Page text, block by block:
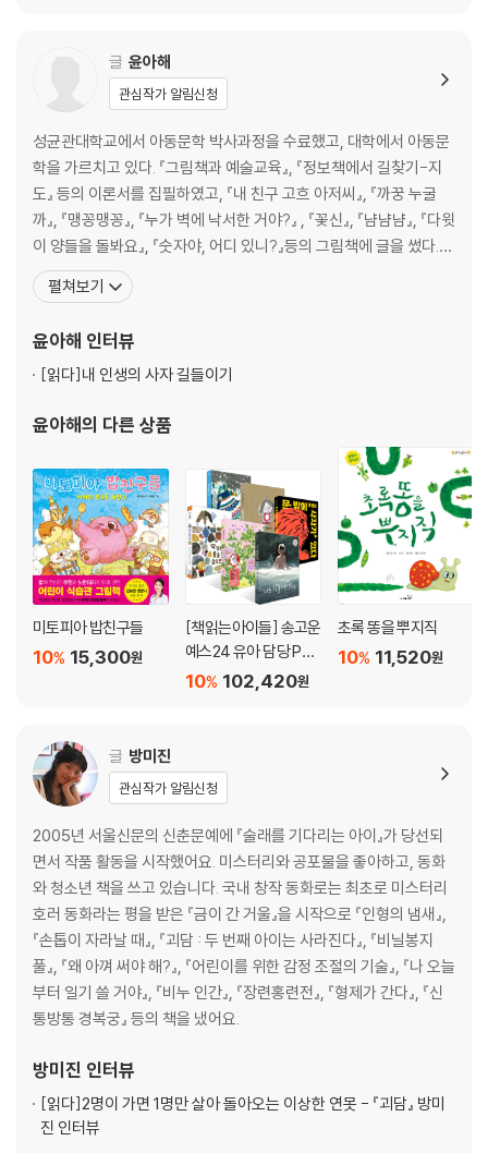
에서 시키니 어쩔 수 없이 하기도 하지만, 흥미를 느끼지 못해 한두 번 하다
가 만 운동도 있을 것입니다. 동동이의 이야기를 통해, 각각의 운동을 잘하
기 위해서는 자신에게 맞는 운동과 운동 기구가 필요하다는 것을 가르쳐
줍니다. 또 운동을 할 때 주의해야 할 사항과 바른 자세 등도 함께 일러 줍
니다.
[도서] 세계와 반갑다고 안녕!
세계의 인사법을 통해 인사에 깃든 참뜻과 마음을 들여다보다! ‘스콜라 꼬
마지식인’시리즈는 어린이가 알아야 할 기본 지식을 풍부한 그림과 함께
엮은 저학년 지식 정보책으로, 초등학교 저학년 교과서에 나오는 다양한
주제들을 담았습니다. 이번에 출간된《세계와 반갑다고 안녕!》에서는 세계
여러 나라의 인사법을 보여 주면서, 그 인사가 어떤 역사와 문화의 바탕에
서 나와 오늘날까지 이어지고 있는지에 대해 다루었습니다. 이를 통해 인
을 자연스레 알 수 있습니다.
[도서] 나는 몇 살까지 살까?
“동물 수명을 통해 생명의 존엄성을 일깨워 주는 책!” '스콜라 꼬마지식
인'은 어린이가 알아야 할 기본 지식을 그림과 함께 배우며 호기심을 채워
가는 저학년 지식 정보책 시리즈이다. 초등학교 저학년 교과서에 나오는
주제들을 이 시리즈에서 다양하게 만날 수 있다. 이번에 출간된 《나는 몇
살까지 살까?》는 ‘동물들은 몇 살까지 살까?’ 하는 연우의 호기심을 풀기
위해 연우와 증조할머니가 동네를 직접 돌아다니며 각 동물들의 수명을 알
아보는 이야기이다. 동물들의 원래 수명과 사람들의 욕심으로 제 수명을
다 누리지 못하는 현실을 통해 생명의 존엄성을 일깨워 준다.
[도서] 100원 부자
“행복한 부자가 되게 길러 주는 책!” 〈스콜라 꼬마지식인〉은 어린이가 알
아야 할 기본 지식을 그림과 함께 배우며 호기심을 채워 가는 저학년 지식
정보책 시리즈입니다. 초등학교 저학년 교과서에 나오는 주제들을 이 시리
즈에서 다양하게 만날 수 있습니다. 이번에 출간된 《100원 부자》는 만장
이와 짠돌이 아빠가 벌이는 유쾌한 이야기 속에 돈의 의미와 철학, 지혜로
운 사용과 관리에 대한 이야기를 넣었습니다. 이 책을 읽은 아이들에게 돈
의 가치와 경제 개념을 깨우쳐 주는 것은 물론, 돈만 아는 인색한 사람이 아
니라 나줄 줄도 아는 행복한 부자가 되는 것이 중요함을 가르쳐 줍니다.
[도서] 내 진심은 멋져요
“진정성을 통해 참되고 멋지게 사는 법을 알려 주는 이야기!” 〈스콜라 꼬마
지식인〉은 어린이가 알아야 할 기본 지식을 그림과 함께 배우며 호기심을
채워 가는 저학년 지식 그림책 시리즈입니다. 초등학교 저학년 교과서에
나오는 주제들을 이 시리즈에서 다양하게 만날 수 있습니다. 《양치기 소
년》 우화에서 보여 주는 거짓과 진실의 교훈에서 한층 더 나아가 진심과 진
글 윤아해
관심작가 알림신청
성균관대학교에서 아동문학 박사과정을 수료했고, 대학에서 아동문
학을 가르치고 있다. 『그림책과 예술교육』, 『정보책에서 길찾기-지
도』 등의 이론서를 집필하였고, 『내 친구 고흐 아저씨』, 『까꿍 누굴
까』, 『맹꽁맹꽁』, 『누가 벽에 낙서한 거야?』 , 『꽃신』, 『냠냠냠』, 『다윗
이 양들을 돌봐요』, 『숫자야, 어디 있니?』등의 그림책에 글을 썼다.
『미토피아 밥친구들』은 자식에게 좋은 것을 먹이고 싶어하는 부모님
의 마음입니다. 치유와 회복의 상징이며 언제나 저의 고향이신 부모
아동문학 미디어교육 박사과정에서
펼쳐보기
윤아해 인터뷰
[읽다]내 인생의 사자 길들이기
윤아해의 다른 상품
미토피아 밥친구들
15,300원
10%
[책읽는아이들] 송고운
예스24 유아 담당 PD
추천 유아 5~7세 세트
102,420원
10%
초록 똥을 뿌지직
11,520원
10%
글 방미진
관심작가 알림신청
2005년 서울신문의 신춘문예에 『술래를 기다리는 아이』가 당선되
면서 작품 활동을 시작했어요. 미스터리와 공포물을 좋아하고, 동화
와 청소년 책을 쓰고 있습니다. 국내 창작 동화로는 최초로 미스터리
호러 동화라는 평을 받은 『금이 간 거울』을 시작으로 『인형의 냄새』,
『손톱이 자라날 때』, 『괴담 : 두 번째 아이는 사라진다』, 『비닐봉지
풀』, 『왜 아껴 써야 해?』, 『어린이를 위한 감정 조절의 기술』, 『나 오늘
부터 일기 쓸 거야』, 『비누 인간』, 『장련홍련전』, 『형제가 간다』, 『신
통방통 경복궁』 등의 책을 냈어요.
방미진 인터뷰
[읽다]2명이 가면 1명만 살아 돌아오는 이상한 연못 - 『괴담』 방미
진 인터뷰